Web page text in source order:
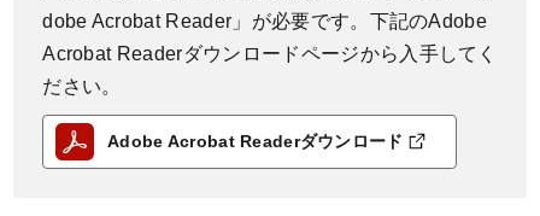
dobe Acrobat Reader」が必要です。下記のAdobe
Acrobat Readerダウンロードページから入手してく
ださい。
Adobe Acrobat Readerダウンロード